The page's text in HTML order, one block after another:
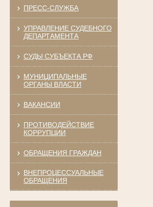
ПРЕСС-СЛУЖБА
УПРАВЛЕНИЕ СУДЕБНОГО
ДЕПАРТАМЕНТА
СУДЫ СУБЪЕКТА РФ
МУНИЦИПАЛЬНЫЕ
ОРГАНЫ ВЛАСТИ
ВАКАНСИИ
ПРОТИВОДЕЙСТВИЕ
КОРРУПЦИИ
ОБРАЩЕНИЯ ГРАЖДАН
ВНЕПРОЦЕССУАЛЬНЫЕ
ОБРАЩЕНИЯ